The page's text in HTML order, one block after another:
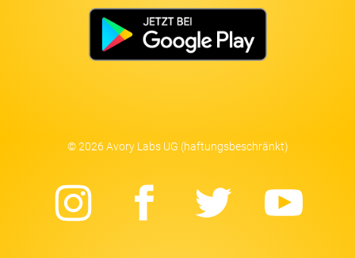
© 2026 Avory Labs UG (haftungsbeschränkt)
Instagram
Facebook
Twitter